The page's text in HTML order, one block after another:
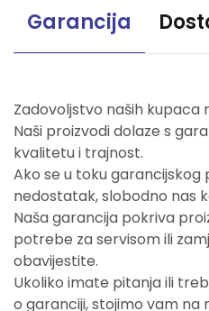
Garancija
Zadovoljstvo naših kupaca
Naši proizvodi dolaze s
kvalitetu i trajnost.
Ako se u toku
nedostatak, slobodno nas
Naša garancija pokriva
potrebe za servisom ili
obavijestite.
Ukoliko imate pitanja ili
o garanciji, stojimo vam na